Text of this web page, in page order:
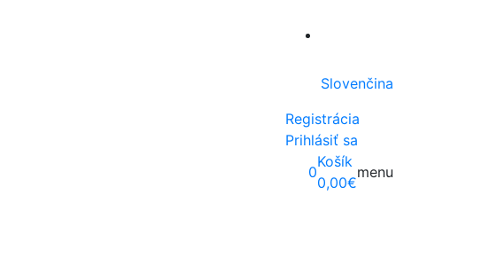
Slovenčina
Registrácia
Prihlásiť sa
0
Košík
0,00€
menu